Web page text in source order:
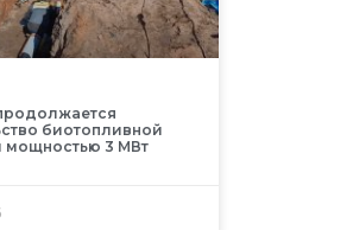
биотопливной
мощностью 3 МВт